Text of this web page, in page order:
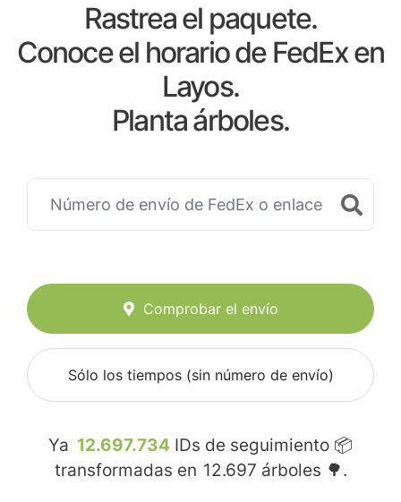
Rastrea el paquete.
Conoce el horario de FedEx en
Layos.
Planta árboles.
Comprobar el envío
Sólo los tiempos (sin número de envío)
Ya 12.697.734 IDs de seguimiento 📦
transformadas en 12.697 árboles 🌳.